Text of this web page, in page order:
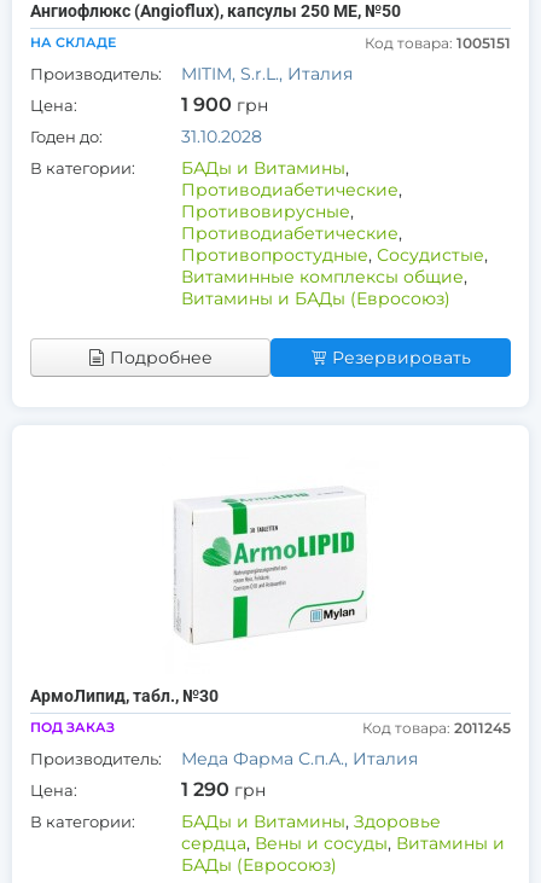
Ангиофлюкс (Angioflux), капсулы 250 МЕ, №50
НА СКЛАДЕ Код товара: 1005151
Производитель: MITIM, S.r.L., Италия
Цена: 1 900 грн
Годен до: 31.10.2028
В категории: БАДы и Витамины,
Противодиабетические,
Противовирусные,
Противодиабетические,
Противопростудные, Сосудистые,
Витаминные комплексы общие,
Витамины и БАДы (Евросоюз)
Подробнее Резервировать
АрмоЛипид, табл., №30
ПОД ЗАКАЗ Код товара: 2011245
Производитель: Меда Фарма С.п.А., Италия
Цена: 1 290 грн
В категории: БАДы и Витамины, Здоровье
сердца, Вены и сосуды, Витамины и
БАДы (Евросоюз)